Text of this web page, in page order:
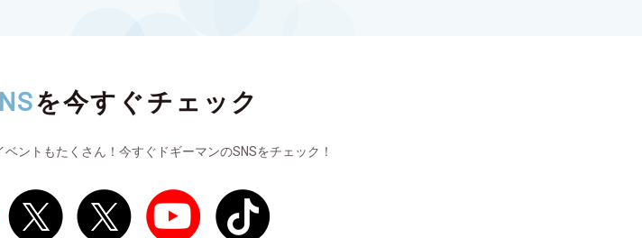
を今すぐチェック
ントもたくさん！今すぐドギーマンのSNSをチェック！